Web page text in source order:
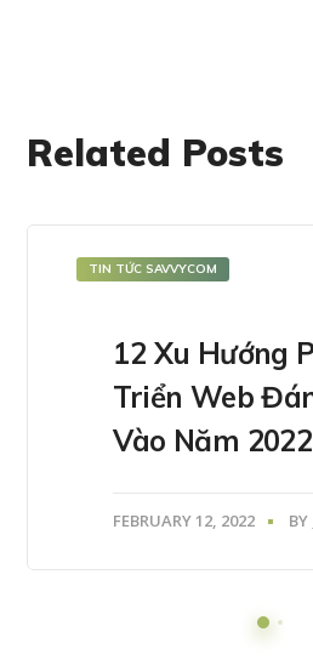
Related Posts
TIN TỨC SAVVYCOM
12 Xu Hướng
Triển Web
Vào Năm 2022
FEBRUARY 12, 2022 BY